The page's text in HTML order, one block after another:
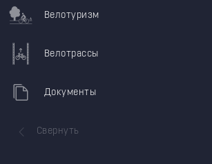
Велотуризм
Велотрассы
Документы
Свернуть